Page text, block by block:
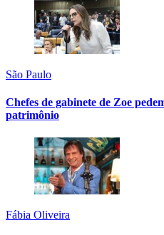
São Paulo
Chefes de gabinete de Zoe
patrimônio
Fábia Oliveira